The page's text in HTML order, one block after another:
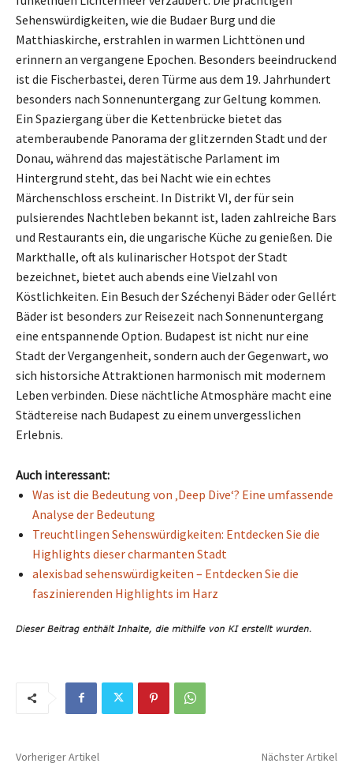
Sehenswürdigkeiten, wie die Budaer Burg und die
Matthiaskirche, erstrahlen in warmen Lichttönen und
erinnern an vergangene Epochen. Besonders beeindruckend
ist die Fischerbastei, deren Türme aus dem 19. Jahrhundert
besonders nach Sonnenuntergang zur Geltung kommen.
Ein Spaziergang über die Kettenbrücke bietet das
atemberaubende Panorama der glitzernden Stadt und der
Donau, während das majestätische Parlament im
Hintergrund steht, das bei Nacht wie ein echtes
Märchenschloss erscheint. In Distrikt VI, der für sein
pulsierendes Nachtleben bekannt ist, laden zahlreiche Bars
und Restaurants ein, die ungarische Küche zu genießen. Die
Markthalle, oft als kulinarischer Hotspot der Stadt
bezeichnet, bietet auch abends eine Vielzahl von
Köstlichkeiten. Ein Besuch der Széchenyi Bäder oder Gellért
Bäder ist besonders zur Reisezeit nach Sonnenuntergang
eine entspannende Option. Budapest ist nicht nur eine
Stadt der Vergangenheit, sondern auch der Gegenwart, wo
sich historsiche Attraktionen harmonisch mit modernem
Leben verbinden. Diese nächtliche Atmosphäre macht eine
Städtereise nach Budapest zu einem unvergesslichen
Erlebnis.
Auch interessant:
Was ist die Bedeutung von ‚Deep Dive‘? Eine umfassende
Analyse der Bedeutung
Treuchtlingen Sehenswürdigkeiten: Entdecken Sie die
Highlights dieser charmanten Stadt
alexisbad sehenswürdigkeiten – Entdecken Sie die
faszinierenden Highlights im Harz
Vorheriger Artikel Nächster Artikel